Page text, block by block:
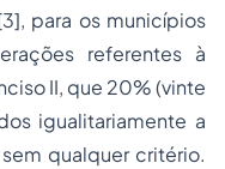
, para os municípios
referentes à
II, que 20% (vinte
igualitariamente a
qualquer critério.